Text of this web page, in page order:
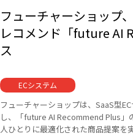
フューチャーショップ
レコメンド「future AI
ス
ECシステム
フューチャーショップは、SaaS型
し、「future AI Recommend Plus
人ひとりに最適化された商品提案を